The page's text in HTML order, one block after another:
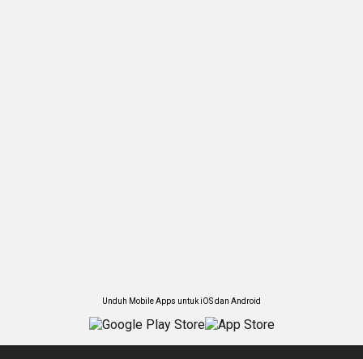
Unduh Mobile Apps untuk iOS dan Android